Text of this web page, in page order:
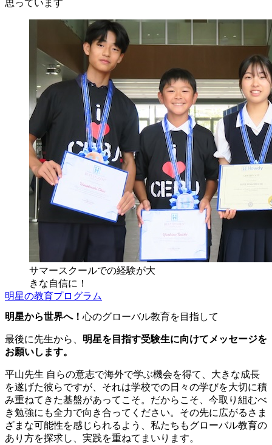
思っています
サマースクールでの経験が大
きな自信に！
明星の教育プログラム
明星から世界へ！ 心のグローバル教育を目指して
最後に先生から、 明星を目指す受験生に向けてメッセージを
お願いします。
平山先生 自らの意志で海外で学ぶ機会を得て、大きな成長
を遂げた彼らですが、それは学校での日々の学びを大切に積
み重ねてきた基盤があってこそ。だからこそ、今取り組むべ
き勉強にも全力で向き合ってください。その先に広がるさま
ざまな可能性を感じられるよう、私たちもグローバル教育の
あり方を探求し、実践を重ねてまいります。